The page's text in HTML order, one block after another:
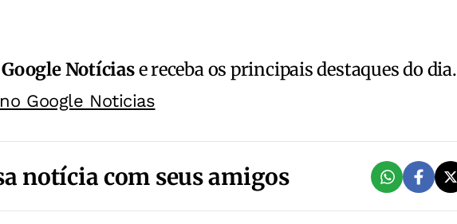
Google Notíciase receba os principais destaques do dia.
Google Noticias
notícia com seus amigos